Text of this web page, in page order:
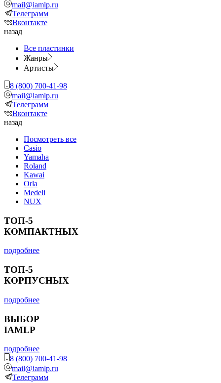
mail@iamlp.ru
Телеграмм
Вконтакте
назад
Все пластинки
Жанры
Артисты
8 (800) 700-41-98
mail@iamlp.ru
Телеграмм
Вконтакте
назад
Посмотреть все
Casio
Yamaha
Roland
Kawai
Orla
Medeli
NUX
ТОП-5
КОМПАКТНЫХ
подробнее
ТОП-5
КОРПУСНЫХ
подробнее
ВЫБОР
IAMLP
подробнее
8 (800) 700-41-98
mail@iamlp.ru
Телеграмм